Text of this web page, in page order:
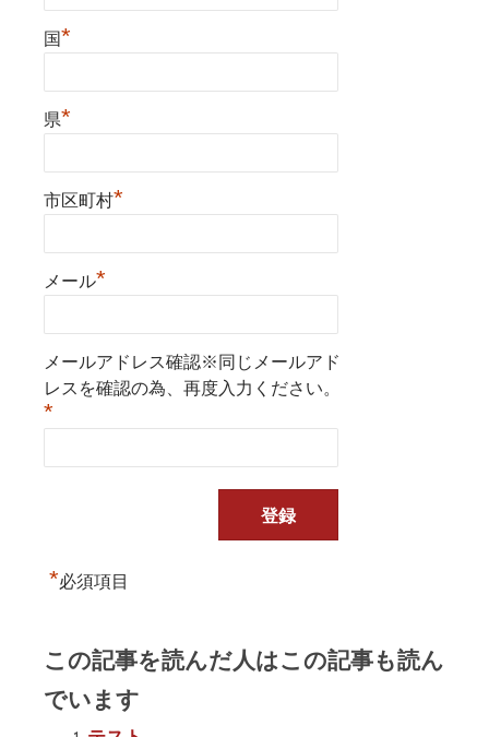
国*
県*
市区町村*
メール*
メールアドレス確認※同じメールアド
レスを確認の為、再度入力ください。
*
*必須項目
この記事を読んだ人はこの記事も読ん
でいます